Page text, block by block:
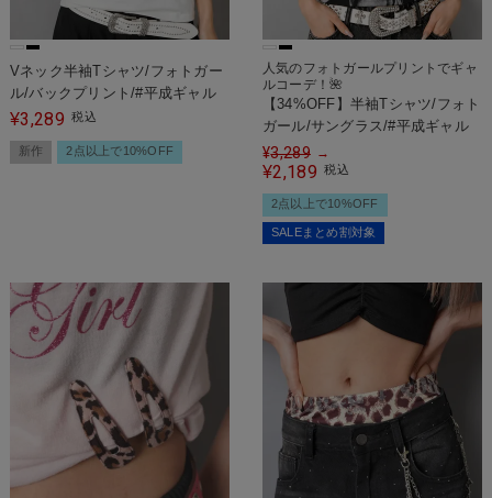
Vネック半袖Tシャツ/フォトガー
ル/バックプリント/#平成ギャル
¥3,289 税込
新作 2点以上で10%OFF
人気のフォトガールプリントでギャ
ルコーデ！🌺
【34%OFF】半袖Tシャツ/フォト
ガール/サングラス/#平成ギャル
¥3,289 →
¥2,189 税込
2点以上で10%OFF
SALEまとめ割対象